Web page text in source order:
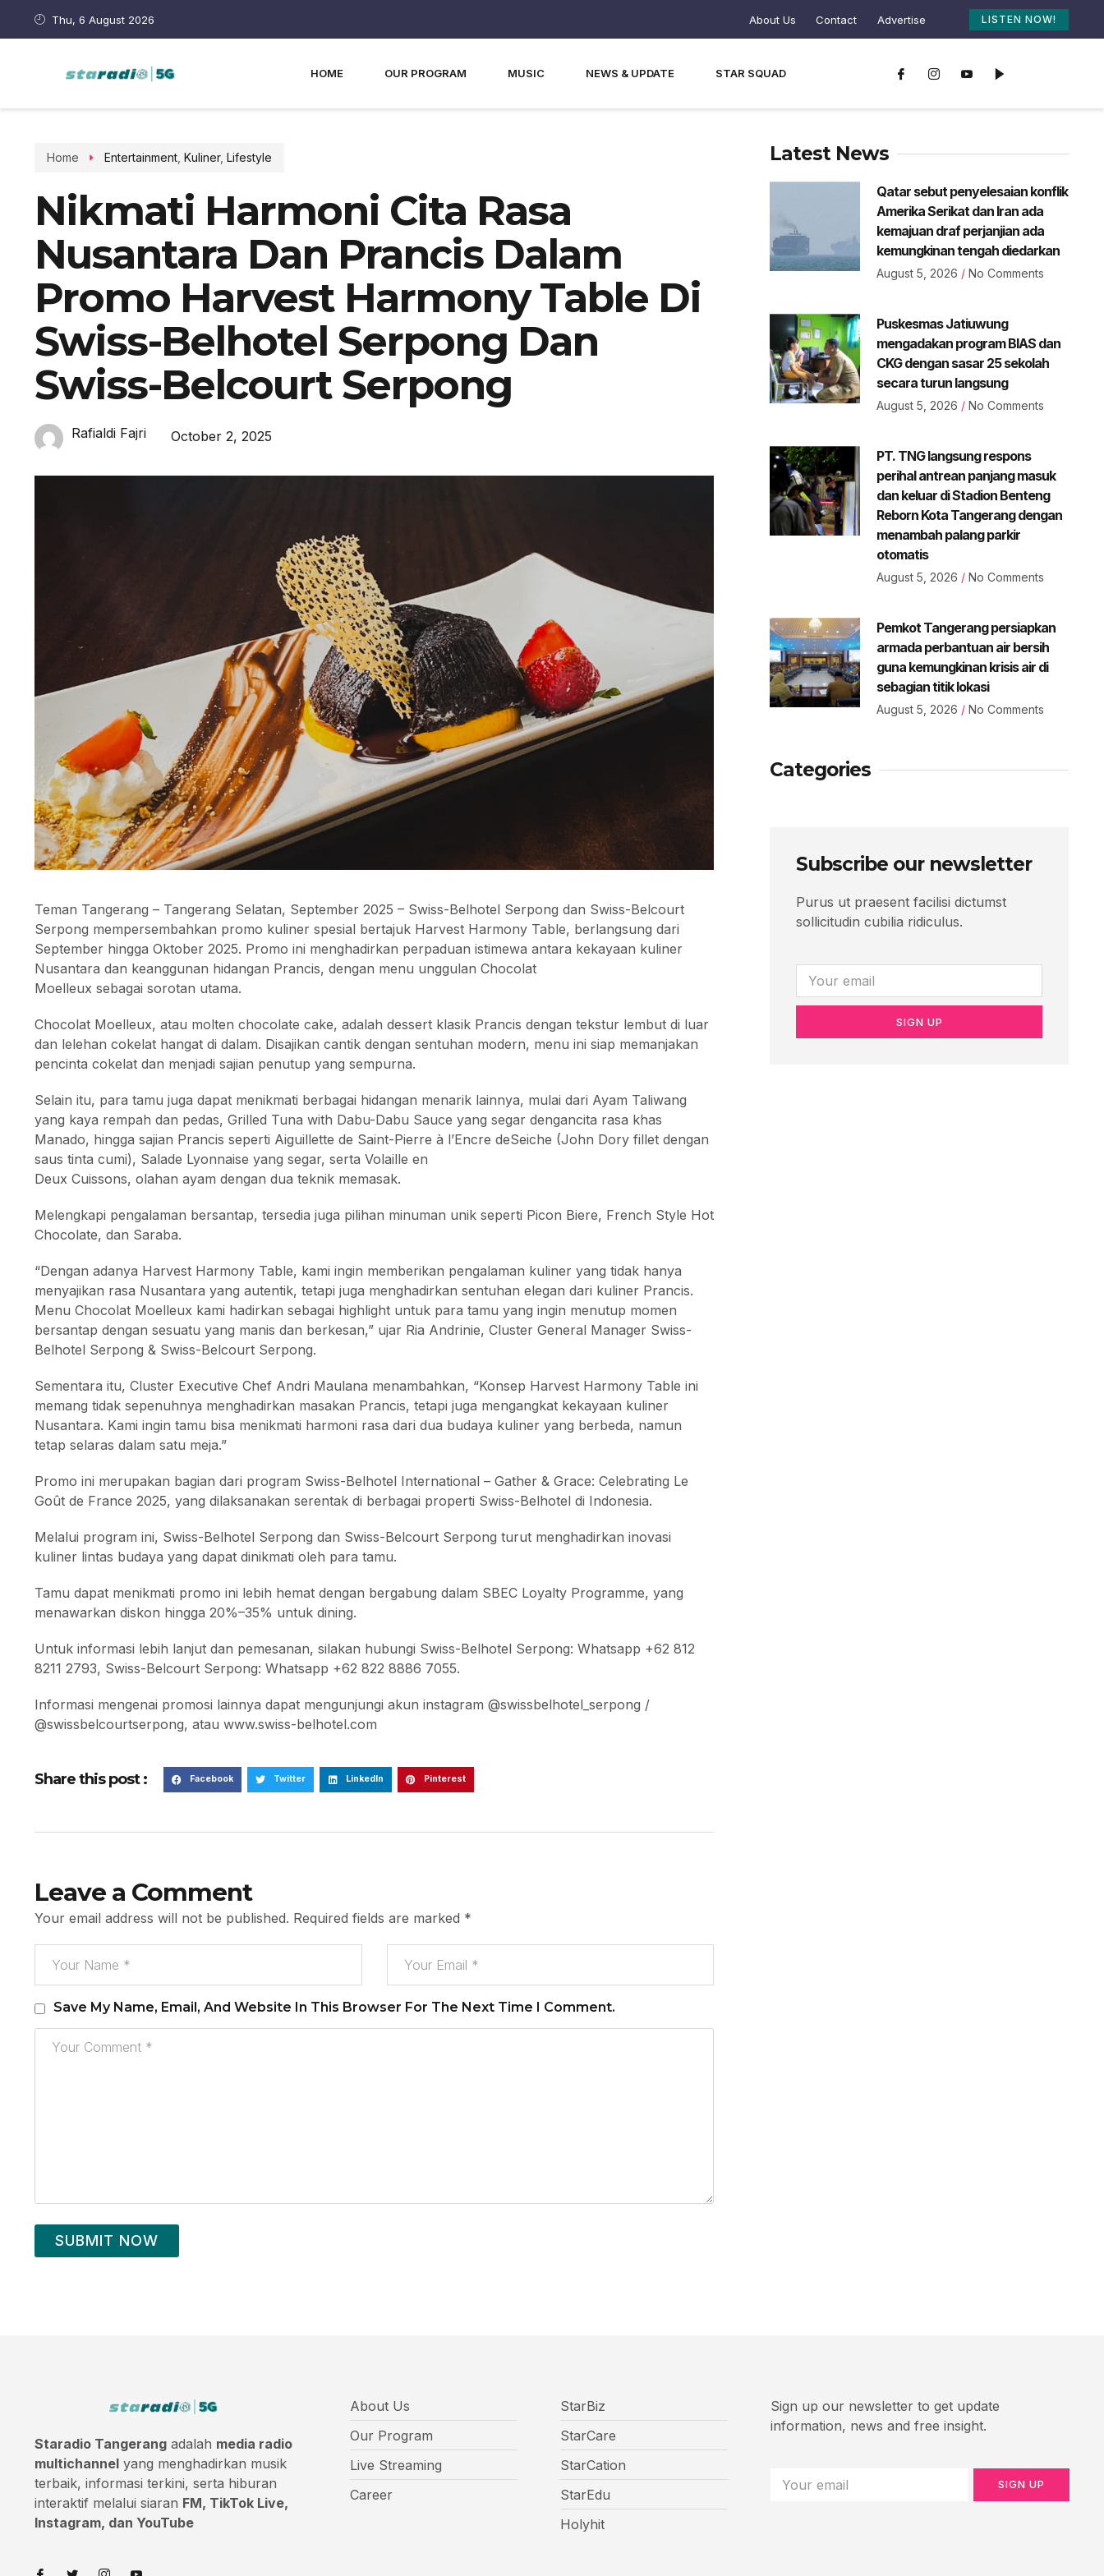
Thu, 6 August 2026 About Us Contact Advertise LISTEN NOW!
HOME OUR PROGRAM MUSIC NEWS & UPDATE STAR SQUAD
Home Entertainment, Kuliner, Lifestyle
Nikmati Harmoni Cita Rasa
Nusantara Dan Prancis Dalam
Promo Harvest Harmony Table Di
Swiss-Belhotel Serpong Dan
Swiss-Belcourt Serpong
Rafialdi Fajri October 2, 2025
Teman Tangerang – Tangerang Selatan, September 2025 – Swiss-Belhotel Serpong dan Swiss-Belcourt
Serpong mempersembahkan promo kuliner spesial bertajuk Harvest Harmony Table, berlangsung dari
September hingga Oktober 2025. Promo ini menghadirkan perpaduan istimewa antara kekayaan kuliner
Nusantara dan keanggunan hidangan Prancis, dengan menu unggulan Chocolat
Moelleux sebagai sorotan utama.
Chocolat Moelleux, atau molten chocolate cake, adalah dessert klasik Prancis dengan tekstur lembut di luar
dan lelehan cokelat hangat di dalam. Disajikan cantik dengan sentuhan modern, menu ini siap memanjakan
pencinta cokelat dan menjadi sajian penutup yang sempurna.
Selain itu, para tamu juga dapat menikmati berbagai hidangan menarik lainnya, mulai dari Ayam Taliwang
yang kaya rempah dan pedas, Grilled Tuna with Dabu-Dabu Sauce yang segar dengancita rasa khas
Manado, hingga sajian Prancis seperti Aiguillette de Saint-Pierre à l’Encre deSeiche (John Dory fillet dengan
saus tinta cumi), Salade Lyonnaise yang segar, serta Volaille en
Deux Cuissons, olahan ayam dengan dua teknik memasak.
Melengkapi pengalaman bersantap, tersedia juga pilihan minuman unik seperti Picon Biere, French Style Hot
Chocolate, dan Saraba.
“Dengan adanya Harvest Harmony Table, kami ingin memberikan pengalaman kuliner yang tidak hanya
menyajikan rasa Nusantara yang autentik, tetapi juga menghadirkan sentuhan elegan dari kuliner Prancis.
Menu Chocolat Moelleux kami hadirkan sebagai highlight untuk para tamu yang ingin menutup momen
bersantap dengan sesuatu yang manis dan berkesan,” ujar Ria Andrinie, Cluster General Manager Swiss-
Belhotel Serpong & Swiss-Belcourt Serpong.
Sementara itu, Cluster Executive Chef Andri Maulana menambahkan, “Konsep Harvest Harmony Table ini
memang tidak sepenuhnya menghadirkan masakan Prancis, tetapi juga mengangkat kekayaan kuliner
Nusantara. Kami ingin tamu bisa menikmati harmoni rasa dari dua budaya kuliner yang berbeda, namun
tetap selaras dalam satu meja.”
Promo ini merupakan bagian dari program Swiss-Belhotel International – Gather & Grace: Celebrating Le
Goût de France 2025, yang dilaksanakan serentak di berbagai properti Swiss-Belhotel di Indonesia.
Melalui program ini, Swiss-Belhotel Serpong dan Swiss-Belcourt Serpong turut menghadirkan inovasi
kuliner lintas budaya yang dapat dinikmati oleh para tamu.
Tamu dapat menikmati promo ini lebih hemat dengan bergabung dalam SBEC Loyalty Programme, yang
menawarkan diskon hingga 20%–35% untuk dining.
Untuk informasi lebih lanjut dan pemesanan, silakan hubungi Swiss-Belhotel Serpong: Whatsapp +62 812
8211 2793, Swiss-Belcourt Serpong: Whatsapp +62 822 8886 7055.
Informasi mengenai promosi lainnya dapat mengunjungi akun instagram @swissbelhotel_serpong /
@swissbelcourtserpong, atau www.swiss-belhotel.com
Share this post : Facebook Twitter LinkedIn Pinterest
Leave a Comment
Your email address will not be published. Required fields are marked *
Save My Name, Email, And Website In This Browser For The Next Time I Comment.
SUBMIT NOW
Latest News
Qatar sebut penyelesaian konflik
Amerika Serikat dan Iran ada
kemajuan draf perjanjian ada
kemungkinan tengah diedarkan
August 5, 2026 No Comments
Puskesmas Jatiuwung
mengadakan program BIAS dan
CKG dengan sasar 25 sekolah
secara turun langsung
August 5, 2026 No Comments
PT. TNG langsung respons
perihal antrean panjang masuk
dan keluar di Stadion Benteng
Reborn Kota Tangerang dengan
menambah palang parkir
otomatis
August 5, 2026 No Comments
Pemkot Tangerang persiapkan
armada perbantuan air bersih
guna kemungkinan krisis air di
sebagian titik lokasi
August 5, 2026 No Comments
Categories
Subscribe our newsletter
Purus ut praesent facilisi dictumst
sollicitudin cubilia ridiculus.
SIGN UP
Staradio Tangerang adalah media radio
multichannel yang menghadirkan musik
terbaik, informasi terkini, serta hiburan
interaktif melalui siaran FM, TikTok Live,
Instagram, dan YouTube
About Us
Our Program
Live Streaming
Career
StarBiz
StarCare
StarCation
StarEdu
Holyhit
Sign up our newsletter to get update
information, news and free insight.
SIGN UP